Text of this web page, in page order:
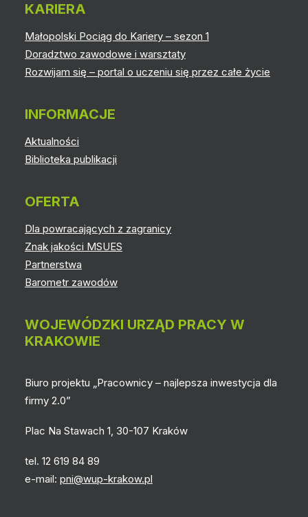
KARIERA
Małopolski Pociąg do Kariery – sezon 1
Doradztwo zawodowe i warsztaty
Rozwijam się – portal o uczeniu się przez całe życie
INFORMACJE
Aktualności
Biblioteka publikacji
OFERTA
Dla powracających z zagranicy
Znak jakości MSUES
Partnerstwa
Barometr zawodów
WOJEWÓDZKI URZĄD PRACY W
KRAKOWIE
Biuro projektu „Pracownicy – najlepsza inwestycja dla
firmy 2.0”
Plac Na Stawach 1, 30-107 Kraków
tel. 12 619 84 89
e-mail: pni@wup-krakow.pl